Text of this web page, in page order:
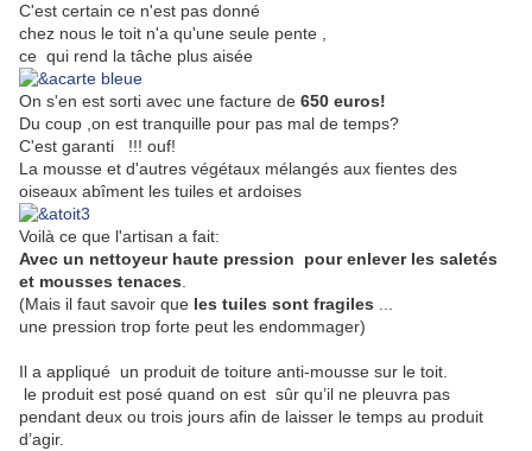
C'est certain ce n'est pas donné
chez nous le toit n'a qu'une seule pente ,
ce qui rend la tâche plus aisée
On s'en est sorti avec une facture de 650 euros!
Du coup ,on est tranquille pour pas mal de temps?
C'est garanti !!! ouf!
La mousse et d'autres végétaux mélangés aux fientes des
oiseaux abîment les tuiles et ardoises
Voilà ce que l'artisan a fait:
Avec un nettoyeur haute pression pour enlever les saletés
et mousses tenaces
(Mais il faut savoir que les tuiles sont fragiles
une pression trop forte peut les endommager)
Il a appliqué un produit de toiture anti-mousse sur le toit.
le produit est posé quand on est sûr qu’il ne pleuvra pas
pendant deux ou trois jours afin de laisser le temps au produit
d’agir.